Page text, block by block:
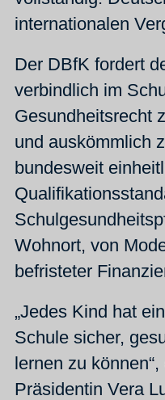
internationalen
Der DBfK fordert
verbindlich im
Gesundheitsrecht
und auskömmlich
bundesweit
Wohnort, von
befristeter
„Jedes Kind hat
Schule sicher,
lernen zu
Präsidentin Vera